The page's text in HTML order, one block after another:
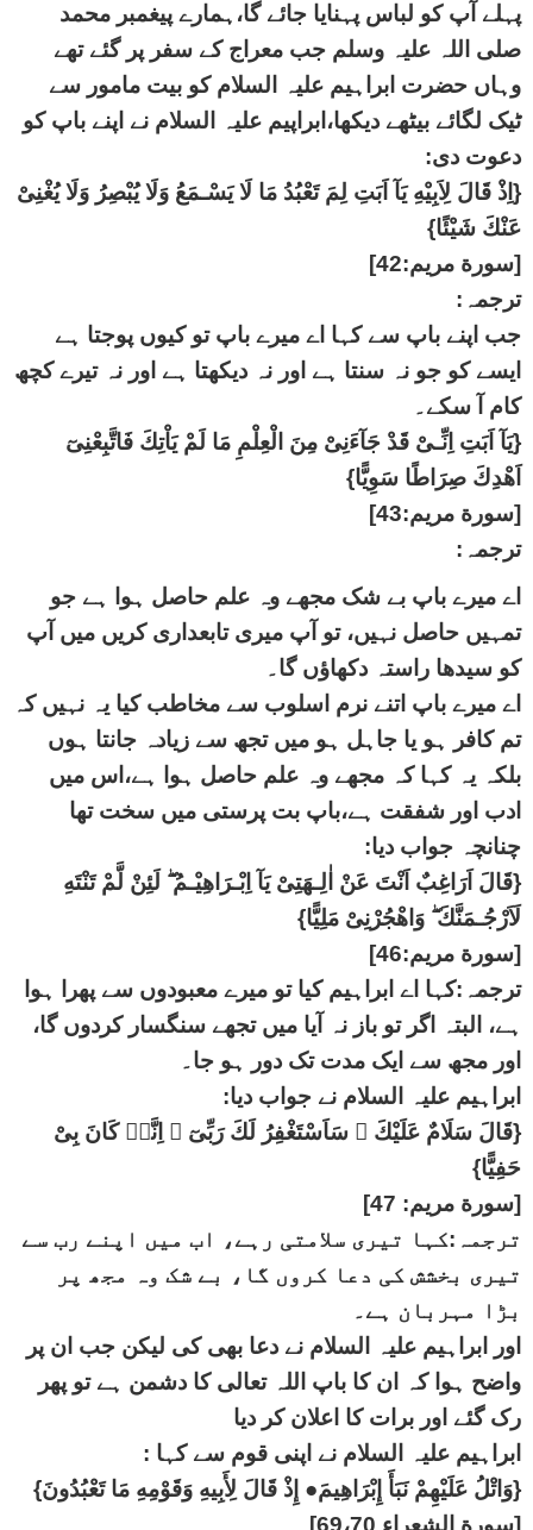
پہلے آپ کو لباس پہنایا جائے گا،ہمارے پیغمبر محمد
صلی اللہ علیہ وسلم جب معراج کے سفر پر گئے تھے
وہاں حضرت ابراہیم علیہ السلام کو بیت مامور سے
ٹیک لگائے بیٹھے دیکھا،ابراپیم علیہ السلام نے اپنے باپ کو
دعوت دی:
{اِذْ قَالَ لِاَبِيْهِ يَآ اَبَتِ لِمَ تَعْبُدُ مَا لَا يَسْـمَعُ وَلَا يُبْصِرُ وَلَا يُغْنِىْ
عَنْكَ شَيْئًا}
[سورة مريم:42]
ترجمہ:
جب اپنے باپ سے کہا اے میرے باپ تو کیوں پوجتا ہے
ایسے کو جو نہ سنتا ہے اور نہ دیکھتا ہے اور نہ تیرے کچھ
کام آ سکے۔
{يَآ اَبَتِ اِنِّـىْ قَدْ جَآءَنِىْ مِنَ الْعِلْمِ مَا لَمْ يَاْتِكَ فَاتَّبِعْنِىٓ
اَهْدِكَ صِرَاطًا سَوِيًّا}
[سورة مريم:43]
ترجمہ:
اے میرے باپ بے شک مجھے وہ علم حاصل ہوا ہے جو
تمہیں حاصل نہیں، تو آپ میری تابعداری کریں میں آپ
کو سیدھا راستہ دکھاؤں گا۔
اے میرے باپ اتنے نرم اسلوب سے مخاطب کیا یہ نہیں کہ
تم کافر ہو یا جاہل ہو میں تجھ سے زیادہ جانتا ہوں
بلکہ یہ کہا کہ مجھے وہ علم حاصل ہوا ہے،اس میں
ادب اور شفقت ہے،باپ بت پرستی میں سخت تھا
چنانچہ جواب دیا:
{قَالَ اَرَاغِبٌ اَنْتَ عَنْ اٰلِـهَتِىْ يَآ اِبْـرَاهِيْـمُ ۖ لَئِنْ لَّمْ تَنْتَهِ
لَاَرْجُـمَنَّكَ ۖ وَاهْجُرْنِىْ مَلِيًّا}
[سورة مريم:46]
ترجمہ:کہا اے ابراہیم کیا تو میرے معبودوں سے پھرا ہوا
ہے، البتہ اگر تو باز نہ آیا میں تجھے سنگسار کردوں گا،
اور مجھ سے ایک مدت تک دور ہو جا۔
ابراہیم علیہ السلام نے جواب دیا:
{قَالَ سَلَامٌ عَلَيْكَ ۖ سَاَسْتَغْفِرُ لَكَ رَبِّىٓ ۖ اِنَّهٝ كَانَ بِىْ
حَفِيًّا}
[سورة مريم: 47]
ترجمہ:کہا تیری سلامتی رہے، اب میں اپنے رب سے
تیری بخشش کی دعا کروں گا، بے شک وہ مجھ پر
بڑا مہربان ہے۔
اور ابراہیم علیہ السلام نے دعا بھی کی لیکن جب ان پر
واضح ہوا کہ ان کا باپ اللہ تعالی کا دشمن ہے تو پھر
رک گئے اور برات کا اعلان کر دیا
ابراہیم علیہ السلام نے اپنی قوم سے کہا :
{وَاتْلُ عَلَيْهِمْ نَبَأَ إِبْرَاهِيمَ● إِذْ قَالَ لِأَبِيهِ وَقَوْمِهِ مَا تَعْبُدُونَ}
[سورة الشعراء 69،70]